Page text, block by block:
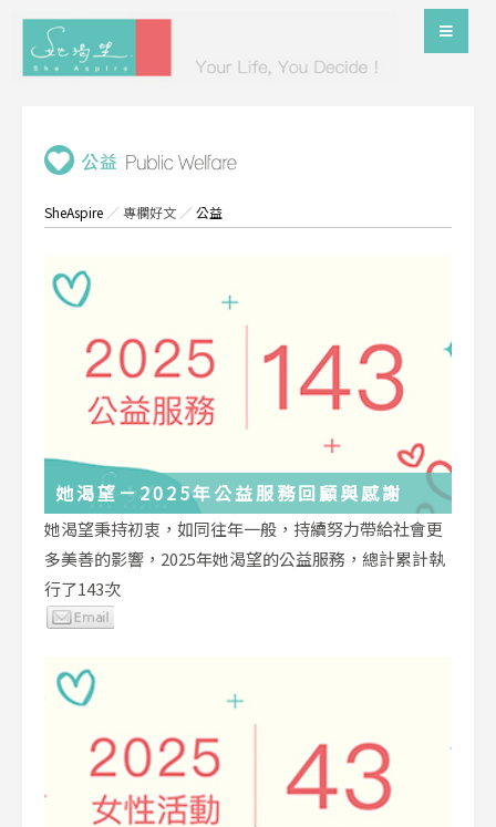
SheAspire ／專欄好文 ／公益
她渴望－2025年公益服務回顧與感謝
她渴望秉持初衷，如同往年一般，持續努力帶給社會更
多美善的影響，2025年她渴望的公益服務，總計累計執
行了143次